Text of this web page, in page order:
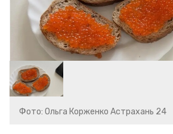
Фото: Ольга Корженко Астрахань 24